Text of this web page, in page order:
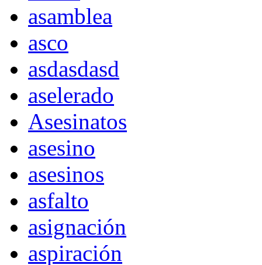
asamblea
asco
asdasdasd
aselerado
Asesinatos
asesino
asesinos
asfalto
asignación
aspiración